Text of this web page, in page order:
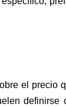
el precio
definirse